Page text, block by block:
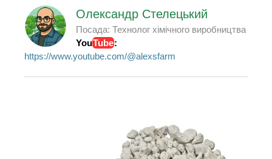
Олександр Стелецький
Посада: Технолог хімічного виробництва
YouTube:
https://www.youtube.com/@alexsfarm